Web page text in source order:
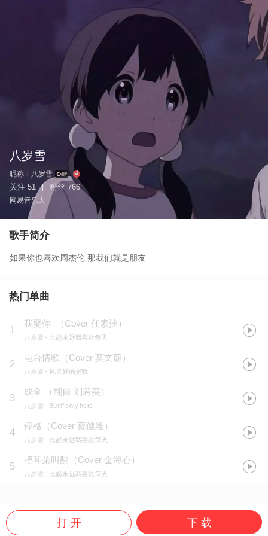
八岁雪
昵称： 八岁雪
关注 51 | 粉丝 766
网易音乐人
歌手简介
如果你也喜欢周杰伦 那我们就是朋友
热门单曲
1
我要你 （Cover 任素汐）
八岁雪 - 比起永远我喜欢每天
2
电台情歌（Cover 莫文蔚）
八岁雪 - 风景好的是我
3
成全 （翻自 刘若英）
八岁雪 - But if only here
4
停格（Cover 蔡健雅）
八岁雪 - 比起永远我喜欢每天
5
把耳朵叫醒（Cover 金海心）
八岁雪 - 比起永远我喜欢每天
打 开 下 载